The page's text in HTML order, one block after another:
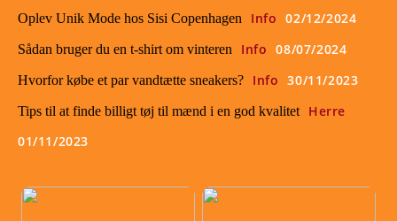
Oplev Unik Mode hos Sisi Copenhagen Info 02/12/2024
Sådan bruger du en t-shirt om vinteren Info 08/07/2024
Hvorfor købe et par vandtætte sneakers? Info 30/11/2023
Tips til at finde billigt tøj til mænd i en god kvalitet
Herre
01/11/2023